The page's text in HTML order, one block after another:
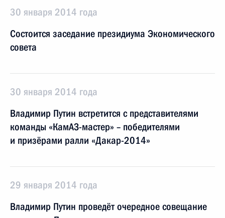
30 января 2014 года
Состоится заседание президиума Экономического
совета
30 января 2014 года
Владимир Путин встретится с представителями
команды «КамАЗ-мастер» – победителями
и призёрами ралли «Дакар-2014»
29 января 2014 года
Владимир Путин проведёт очередное совещание